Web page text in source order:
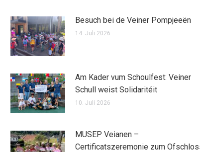
Besuch bei de Veiner Pompjeeën
14. Juli 2026
Am Kader vum Schoulfest: Veiner
Schull weist Solidaritéit
10. Juli 2026
MUSEP Veianen –
Certificatszeremonie zum